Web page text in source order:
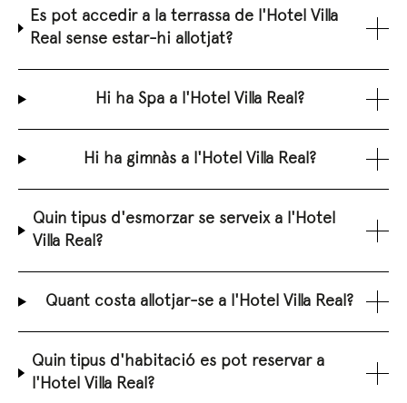
Es pot accedir a la terrassa de l'Hotel Villa
Real sense estar-hi allotjat?
Hi ha Spa a l'Hotel Villa Real?
Hi ha gimnàs a l'Hotel Villa Real?
Quin tipus d'esmorzar se serveix a l'Hotel
Villa Real?
Quant costa allotjar-se a l'Hotel Villa Real?
Quin tipus d'habitació es pot reservar a
l'Hotel Villa Real?